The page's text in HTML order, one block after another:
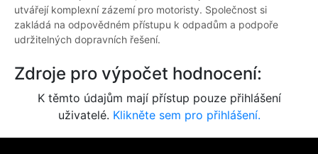
utvářejí komplexní zázemí pro motoristy. Společnost si
zakládá na odpovědném přístupu k odpadům a podpoře
udržitelných dopravních řešení.
Zdroje pro výpočet hodnocení:
K těmto údajům mají přístup pouze přihlášení
uživatelé. Klikněte sem pro přihlášení.